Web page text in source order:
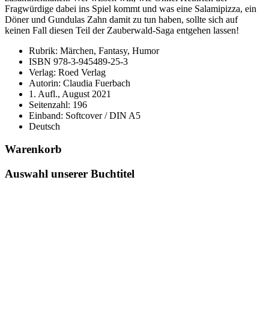
Fragwürdige dabei ins Spiel kommt und was eine Salamipizza, ein
Döner und Gundulas Zahn damit zu tun haben, sollte sich auf
keinen Fall diesen Teil der Zauberwald-Saga entgehen lassen!
Rubrik: Märchen, Fantasy, Humor
ISBN 978-3-945489-25-3
Verlag: Roed Verlag
Autorin: Claudia Fuerbach
1. Aufl., August 2021
Seitenzahl: 196
Einband: Softcover / DIN A5
Deutsch
Warenkorb
Auswahl unserer Buchtitel